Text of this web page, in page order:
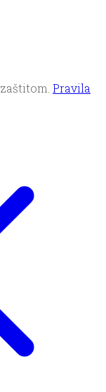
zaštitom. Pravila